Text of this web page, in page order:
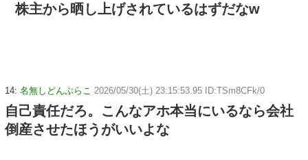
株主から晒し上げされているはずだなw
14: 名無しどんぶらこ 2026/05/30(土) 23:15:53.95 ID:TSm8CFk/0
自己責任だろ。こんなアホ本当にいるなら会社
倒産させたほうがいいよな